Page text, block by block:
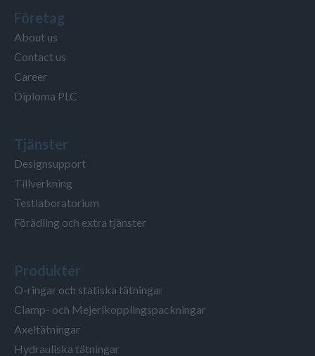
Företag
About us
Contact us
Career
Diploma PLC
Tjänster
Designsupport
Tillverkning
Testlaboratorium
Förädling och extra tjänster
Produkter
O-ringar och statiska tätningar
Clamp- och Mejerikopplingspackningar
Axeltätningar
Hydrauliska tätningar